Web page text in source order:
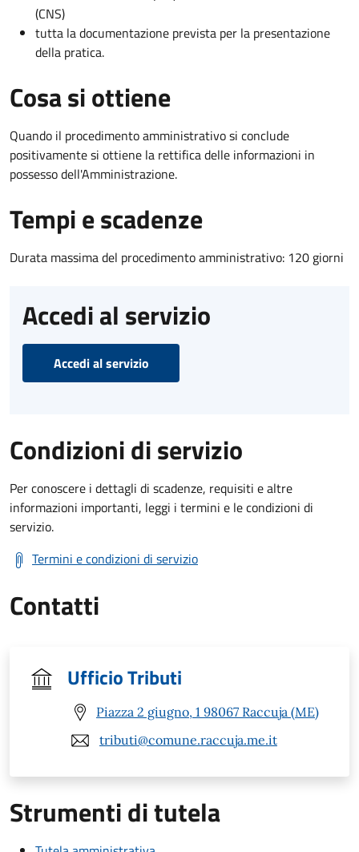
(CNS)
tutta la documentazione prevista per la presentazione
della pratica.
Cosa si ottiene
Quando il procedimento amministrativo si conclude
positivamente si ottiene la rettifica delle informazioni in
possesso dell'Amministrazione.
Tempi e scadenze
Durata massima del procedimento amministrativo: 120 giorni
Accedi al servizio
Accedi al servizio
Condizioni di servizio
Per conoscere i dettagli di scadenze, requisiti e altre
informazioni importanti, leggi i termini e le condizioni di
servizio.
Termini e condizioni di servizio
Contatti
Ufficio Tributi
Piazza 2 giugno, 1 98067 Raccuja (ME)
tributi@comune.raccuja.me.it
Strumenti di tutela